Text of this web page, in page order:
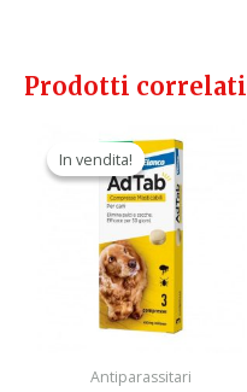
Prodotti correlati
In vendita!
In vendita!
Antiparassitari
prezzo
originale
era:
43,30 €.